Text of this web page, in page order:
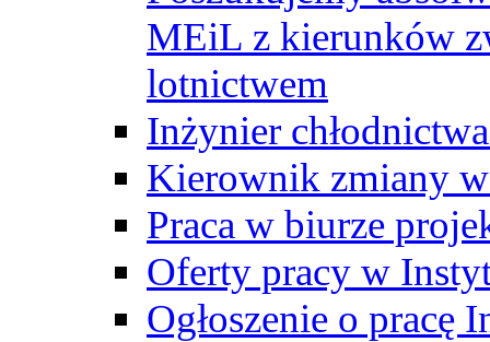
MEiL z kierunków
lotnictwem
Inżynier
Kierownik zmiany
Praca w biurze
Oferty pracy w
Ogłoszenie o pracę